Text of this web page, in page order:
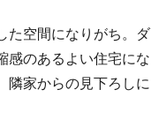
た空間になりがち。ダ
感のあるよい住宅にな
隣家からの見下ろしに